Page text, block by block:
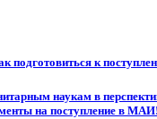
подготовиться к
наукам в
на поступление в МАИ!